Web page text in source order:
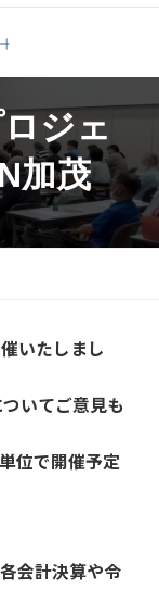
ジェ
加茂
いたしまし
いてご意見も
位で開催予定
会計決算や令